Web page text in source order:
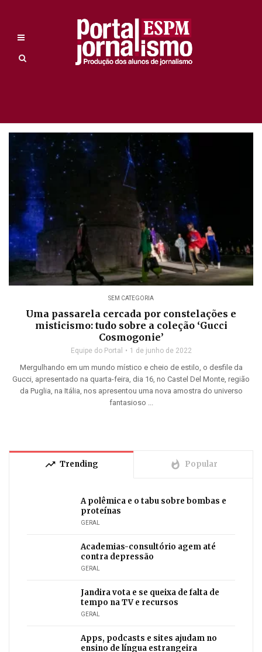
SEM CATEGORIA
Uma passarela cercada por constelações e
misticismo: tudo sobre a coleção ‘Gucci
Cosmogonie’
Equipe do Portal 1 de junho de 2022
Mergulhando em um mundo místico e cheio de estilo, o desfile da
Gucci, apresentado na quarta-feira, dia 16, no Castel Del Monte, região
da Puglia, na Itália, nos apresentou uma nova amostra do universo
fantasioso ...
trending_up Trending whatshot Popular
A polêmica e o tabu sobre bombas e
proteínas
GERAL
Academias-consultório agem até
contra depressão
GERAL
Jandira vota e se queixa de falta de
tempo na TV e recursos
GERAL
Apps, podcasts e sites ajudam no
ensino de língua estrangeira